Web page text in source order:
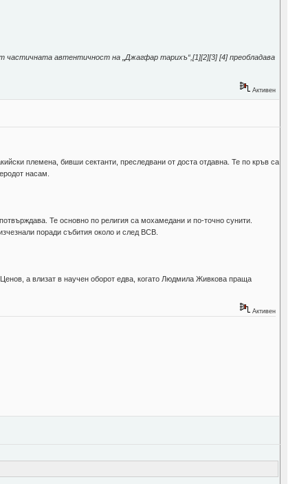
автентичност на „Джагфар тарихъ“,[1][2][3] [4] преобладава
Активен
племена, бивши сектанти, преследвани от доста отдавна. Те по кръв са
насам.
Те основно по религия са мохамедани и по-точно сунити.
поради събития около и след ВСВ.
а влизат в научен оборот едва, когато Людмила Живкова праща
Активен